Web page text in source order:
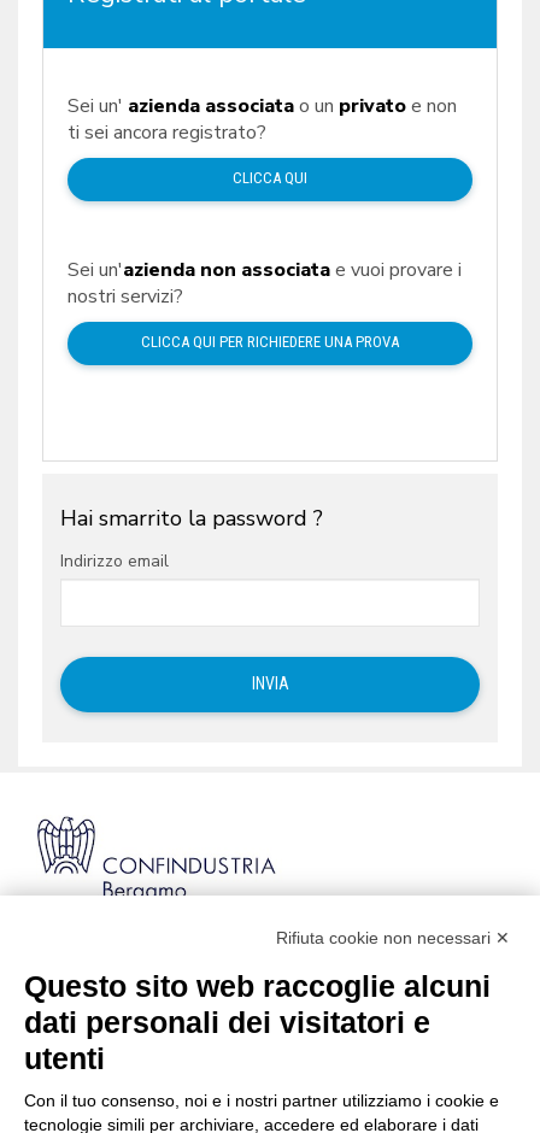
Sei un' azienda associatao un privatoe non
ti sei ancora registrato?
CLICCA QUI
Sei un'azienda non associatae vuoi provare i
nostri servizi?
CLICCA QUI PER RICHIEDERE UNA PROVA
Hai smarrito la password ?
Indirizzo email
Codice Fiscale: 80021750163 | PEC:
info@pec.confindustriabergamo.it
CONFINDUSTRIA BERGAMO
Rifiuta cookie non necessari ✕
Questo sito web raccoglie alcuni
dati personali dei visitatori e
utenti
Con il tuo consenso, noi e i nostri partner utilizziamo i cookie e
tecnologie simili per archiviare, accedere ed elaborare i dati